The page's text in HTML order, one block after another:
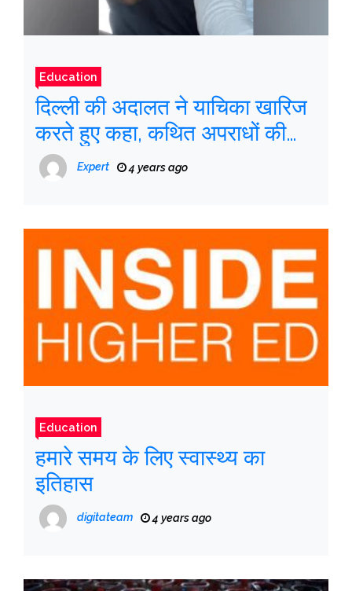
Education
दिल्ली की अदालत ने याचिका खारिज
करते हुए कहा, कथित अपराधों की
गंभीरता के आधार पर जमानत नहीं दी
जा सकती
Expert 4 years ago
Education
हमारे समय के लिए स्वास्थ्य का
इतिहास
digitateam 4 years ago